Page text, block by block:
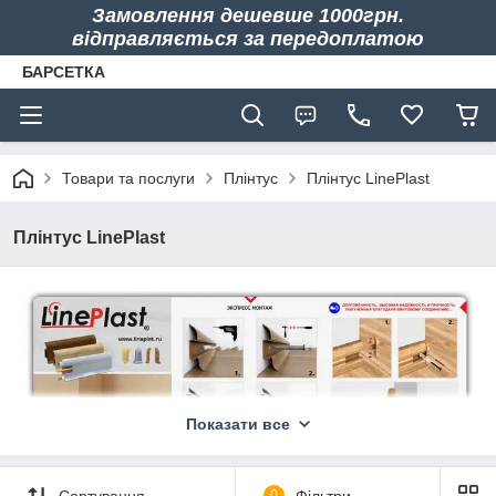
Замовлення дешевше 1000грн.
відправляється за передоплатою
БАРСЕТКА
Товари та послуги Плінтус Плінтус LinePlast
Плінтус LinePlast
Показати все